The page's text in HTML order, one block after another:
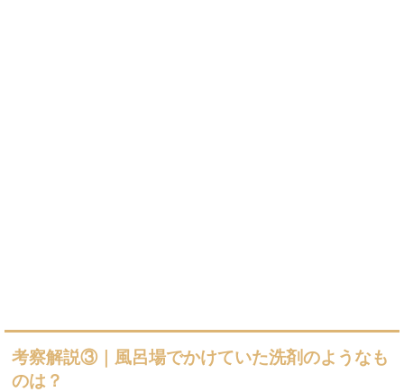
考察解説③｜風呂場でかけていた洗剤のようなも
のは？